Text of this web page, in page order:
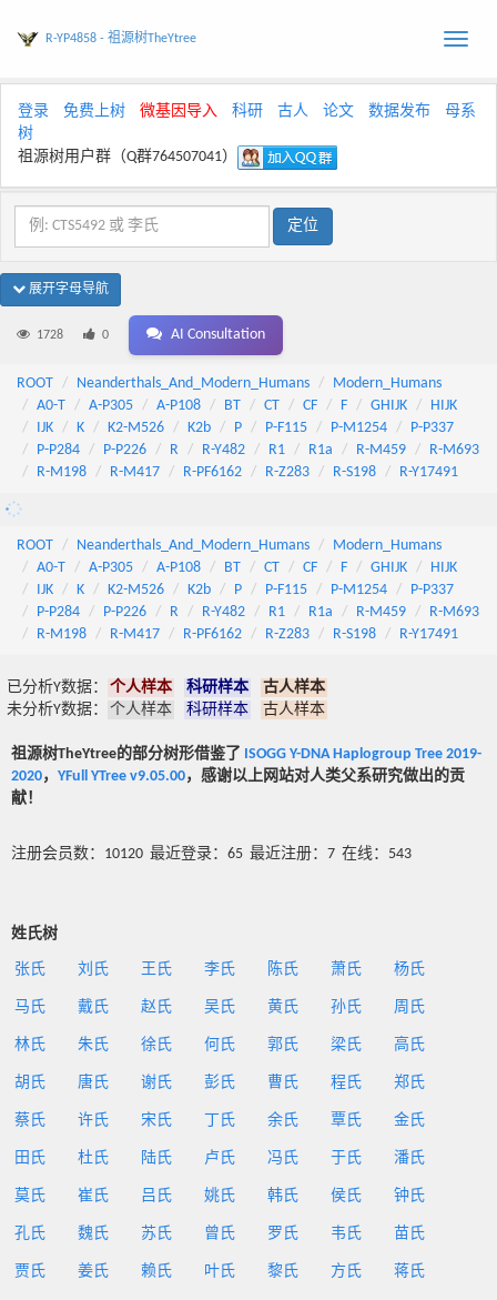
Toggle
R-YP4858 - 祖源树TheYtree
登录 免费上树 微基因导入 科研 古人 论文 数据发布
母系
树
祖源树用户群（Q群764507041）
展开字母导航
1728 0 AI Consultation
ROOT Neanderthals_And_Modern_Humans
Modern_Humans
A0-T
A-P305 A-P108 BT CT CF F GHIJK
HIJK
IJK
K K2-M526 K2b P P-F115 P-M1254
P-P337
P-P284
P-P226 R R-Y482 R1 R1a R-M459
R-M693
R-M198
R-M417 R-PF6162 R-Z283 R-S198 R-Y17491
ROOT Neanderthals_And_Modern_Humans
Modern_Humans
A0-T
A-P305 A-P108 BT CT CF F GHIJK
HIJK
IJK
K K2-M526 K2b P P-F115 P-M1254
P-P337
P-P284
P-P226 R R-Y482 R1 R1a R-M459
R-M693
R-M198
R-M417 R-PF6162 R-Z283 R-S198 R-Y17491
已分析Y数据： 个人样本 科研样本
古人样本
未分析Y数据：
个人样本 科研样本 古人样本
祖源树TheYtree的部分树形借鉴了 ISOGG Y-DNA Haplogroup Tree 2019-
2020， YFull YTree v9.05.00，感谢以上网站对人类父系研究做出的贡
献！
注册会员数：10120 最近登录：65 最近注册：7 在线：543
姓氏树
张氏 刘氏 王氏 李氏 陈氏 萧氏 杨氏
马氏 戴氏 赵氏 吴氏 黄氏 孙氏 周氏
林氏 朱氏 徐氏 何氏 郭氏 梁氏 高氏
胡氏 唐氏 谢氏 彭氏 曹氏 程氏 郑氏
蔡氏 许氏 宋氏 丁氏 余氏 覃氏 金氏
田氏 杜氏 陆氏 卢氏 冯氏 于氏 潘氏
莫氏 崔氏 吕氏 姚氏 韩氏 侯氏 钟氏
孔氏 魏氏 苏氏 曾氏 罗氏 韦氏 苗氏
贾氏 姜氏 赖氏 叶氏 黎氏 方氏 蒋氏